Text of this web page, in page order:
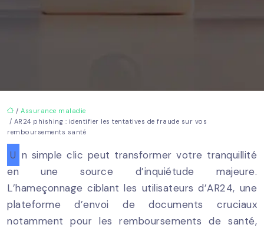
/ Assurance maladie
/ AR24 phishing : identifier les tentatives de fraude sur vos
remboursements santé
Un simple clic peut transformer votre tranquillité
en une source d’inquiétude majeure.
L’hameçonnage ciblant les utilisateurs d’AR24, une
plateforme d’envoi de documents cruciaux
notamment pour les remboursements de santé,